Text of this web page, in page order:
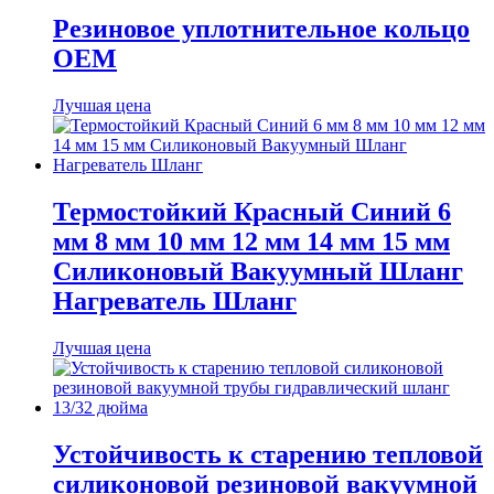
Резиновое уплотнительное кольцо
OEM
Лучшая цена
Термостойкий Красный Синий 6
мм 8 мм 10 мм 12 мм 14 мм 15 мм
Силиконовый Вакуумный Шланг
Нагреватель Шланг
Лучшая цена
Устойчивость к старению тепловой
силиконовой резиновой вакуумной